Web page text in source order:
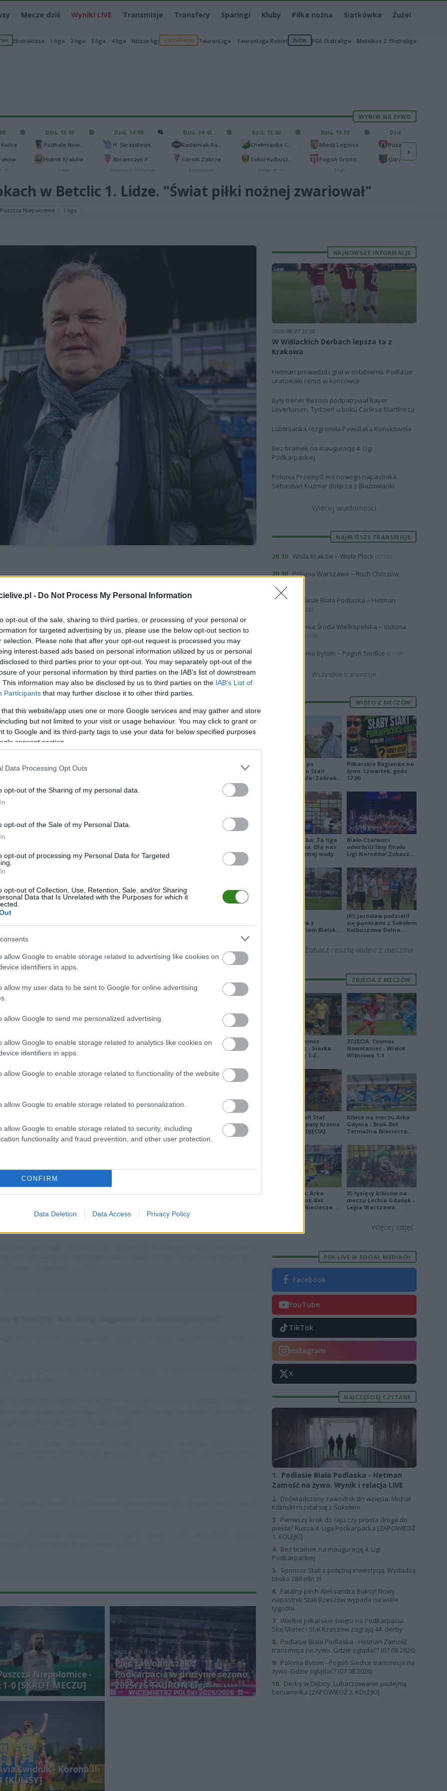
- Do Not Process My Personal Information
opt-out of the sale, sharing to third parties, or processing of your personal or
for targeted advertising by us, please use the below opt-out section to
selection. Please note that after your opt-out request is processed you may
interest-based ads based on personal information utilized by us or personal
to third parties prior to your opt-out. You may separately opt-out of the
of your personal information by third parties on the IAB’s list of downstream
This information may also be disclosed by us to third parties on the IAB’s List of
Participants that may further disclose it to other third parties.
that this website/app uses one or more Google services and may gather and store
but not limited to your visit or usage behaviour. You may click to grant or
to Google and its third-party tags to use your data for below specified purposes
consent section.
Data Processing Opt Outs
opt-out of the Sharing of my personal data.
opt-out of the Sale of my Personal Data.
opt-out of processing my Personal Data for Targeted
opt-out of Collection, Use, Retention, Sale, and/or Sharing
Data that Is Unrelated with the Purposes for which it
allow Google to enable storage related to advertising like cookies on
identifiers in apps.
allow my user data to be sent to Google for online advertising
allow Google to send me personalized advertising.
allow Google to enable storage related to analytics like cookies on
identifiers in apps.
allow Google to enable storage related to functionality of the website
allow Google to enable storage related to personalization.
allow Google to enable storage related to security, including
functionality and fraud prevention, and other user protection.
CONFIRM
Data Deletion Data Access Privacy Policy
Mecze dziś Wyniki LIVE Transmisje Transfery Sparingi Kluby Piłka nożna Siatkówka Żużel
Ekstraklasa 1 liga 2 liga 3 liga 4 liga Niższe ligi SIATKÓWKA TauronLiga TauronLiga Kobiet ŻUŻEL PGE Ekstraliga Metalkas 2. Ekstraliga
WYNIKI NA ŻYWO
IV
Dziś, 13:00
Hutnik Kraków
II liga
Dziś, 14:00
Metalkas 2. Ekstraliga
Dziś, 14:45
Górnik Zabrze
Ekstraklasa
Dziś, 15:00
III liga, gr. IV
Dziś, 15:30
Miedź Legnica
I liga
Dziś, 15:30
Odra Opole
›
w Betclic 1. Lidze. "Świat piłki nożnej zwariował"
Puszcza Niepołomice 1 liga
ryzyko straty finansowej.
możesz czytać za darmo.
biżuterii dostępna w salonach
i na Apart.pl?
zgodę na targetowanie reklam (zmiana ustawień
możemy wspierać fundację
odsłonić treść, kliknij
na pytanie
Polityka prywatności
e xwtasqmr xqłkm. Xw egozivgu 1-0 umkhc h ŁSA-mu Łólź,
vilit tqkhg aqę e eitkm w ieiva lw XSW JX Msabzistiag, bzmvmz
1. Tqoq aą xzhmxłikivq, i wkhmsqeivqi khęśkq xqłsizhg q
xzhghvił, żm stcj kpkqiłjg hibzhguić ris vireqękmr xwlabiewegkp hiewlvqsóe.
xzhgviruvqmr kq xwlabieweq hiewlvqkg e ris virtmxahmr, ris vireqęsahmr
rcż xzhgowbweivi lw tmbvqmow wsqmvsi bzivanmzwemow q hvi aewrm
tqoq aą xzhmxłikivq"
aqę lw zmitqóe nqvivawegkp vi hixtmkhc XSW JX Msabzistiag. Rmow
wl zhmkhgeqabwśkq.
xw xzwabc Sklopqp - abeqmzlhqł bzmvmz Xcahkhg.
Slafpsi xqk.beqbbmz.kwu/ruqZSY0qGt
Niepołomice -
1-0 [SKRÓT MECZU]
2026-05-19 00:04
Pięć zawodniczek z
Podkarpacia w drużynie sezonu
2025/26 TAURON Ligi
Świdnik - Korona II
[KULISY]
NAJNOWSZE INFORMACJE
2026-08-07 22:28
W Wiślackich Derbach lepsza ta z
Krakowa
Hetman prowadził i grał w osłabieniu. Podlasie
uratowało remis w końcówce
Były trener Resovii podpatrywał Bayer
Leverkusen. Tydzień u boku Carlesa Martíneza
Lublinianka rozgromiła Powiślaka Końskowola
Bez bramek na inaugurację 4. Ligi
Podkarpackiej
Polonia Przemyśl ma nowego napastnika.
Sebastian Kuźniar dołącza z Błażowianki
Więcej wiadomości
NAJBLIŻSZE TRANSMISJE
20:30 Wisła Kraków – Wisła Płock (07.08)
20:30 Polonia Warszawa – Ruch Chorzów
19:57
Podlasie Biała Podlaska – Hetman
(07.08)
Polonia Środa Wielkopolska – Victoria
(07.08)
Polonia Bytom – Pogoń Siedlce (07.08)
Wszystkie transmisje
WIDEO Z MECZÓW
Jakub Jeleń po
odpadnięciu Stali
Stalowa Wola: Zabrakło
Piłkarskie Bagienko na
żywo: czwartek, godz.
17:00
Damian Skiba: Ta liga
jest brutalna. Dla nas
to kubeł zimnej wody
Biało-Czerwoni
odwrócili losy finału
Ligi Narodów! Zobacz
zremisowała z
Podbeskidziem Bielsko-
JKS Jarosław podzielił
się punktami z Sokołem
Kolbuszowa Dolna.
Zobacz resztę wideo z meczów
ZDJĘCIA Z MECZÓW
ZDJĘCIA: Cosmos
Nowotaniec - Siarka
Tarnobrzeg 1-2
ZDJĘCIA: Cosmos
Nowotaniec - Wisłok
Wiśniowa 1-1
Derby Ekoball Stal
Sanok - Karpaty Krosno
na remis [ZDJĘCIA]
Kibice na meczu Arka
Gdynia - Bruk-Bet
Termalica Nieciecza
Ekstraklasa: Arka
Gdynia - Bruk-Bet
Termalica Nieciecza 2-
35 tysięcy kibiców na
meczu Lechia Gdańsk -
Legia Warszawa
Więcej zdjęć
PDK LIVE W SOCIAL MEDIACH
Facebook
YouTube
TikTok
Instagram
X
NAJCZĘŚCIEJ CZYTANE
1. Podlasie Biała Podlaska - Hetman
Zamość na żywo. Wynik i relacja LIVE
2. Doświadczony zawodnik do wzięcia. Michał
Kitliński rozstał się z Sokołem
3. Pierwszy krok do raju czy prosta droga do
piekła? Rusza 4. Liga Podkarpacka [ZAPOWIEDŹ
1. KOLEJKI]
4. Bez bramek na inaugurację 4. Ligi
Podkarpackiej
5. Sponsor Stali z potężną inwestycją. Wydadzą
blisko 280 mln zł
6. Fatalny pech Aleksandra Buksy! Nowy
napastnik Stali Rzeszów wypada na wiele
tygodni
7. Wielkie piłkarskie święto na Podkarpaciu.
Stal Mielec i Stal Rzeszów zagrają 44. derby
8. Podlasie Biała Podlaska - Hetman Zamość
transmisja na żywo. Gdzie oglądać? (07.08.2026)
9. Polonia Bytom - Pogoń Siedlce transmisja na
żywo. Gdzie oglądać? (07.08.2026)
10. Derby w Dębicy. Lubaczowianie podejmą
beniaminka [ZAPOWIEDŹ 2. KOLEJKI]